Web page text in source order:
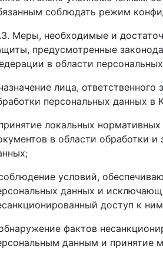
соблюдать режим
Меры, необходимые и
предусмотренные
в области
лица, ответственного
персональных данных в
локальных
в области обработки
условий,
данных и
доступ к
фактов
данным и принятие